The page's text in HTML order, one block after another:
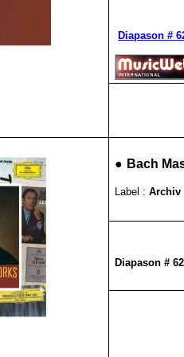
Diapason #
● Bach
Label : Archiv
Diapason #